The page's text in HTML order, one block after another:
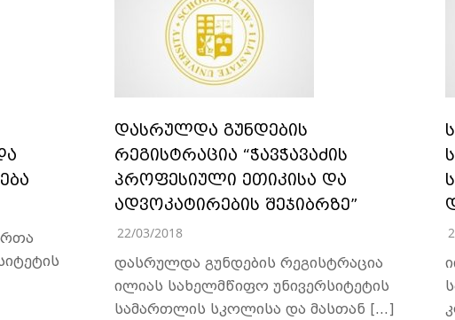
დასრულდა გუნდების
რეგისტრაცია “ჭავჭავაძის
პროფესიული ეთიკისა და
ადვოკატირების შეჯიბრზე”
22/03/2018
დასრულდა გუნდების რეგისტრაცია
ილიას სახელმწიფო უნივერსიტეტის
სამართლის სკოლისა და მასთან […]